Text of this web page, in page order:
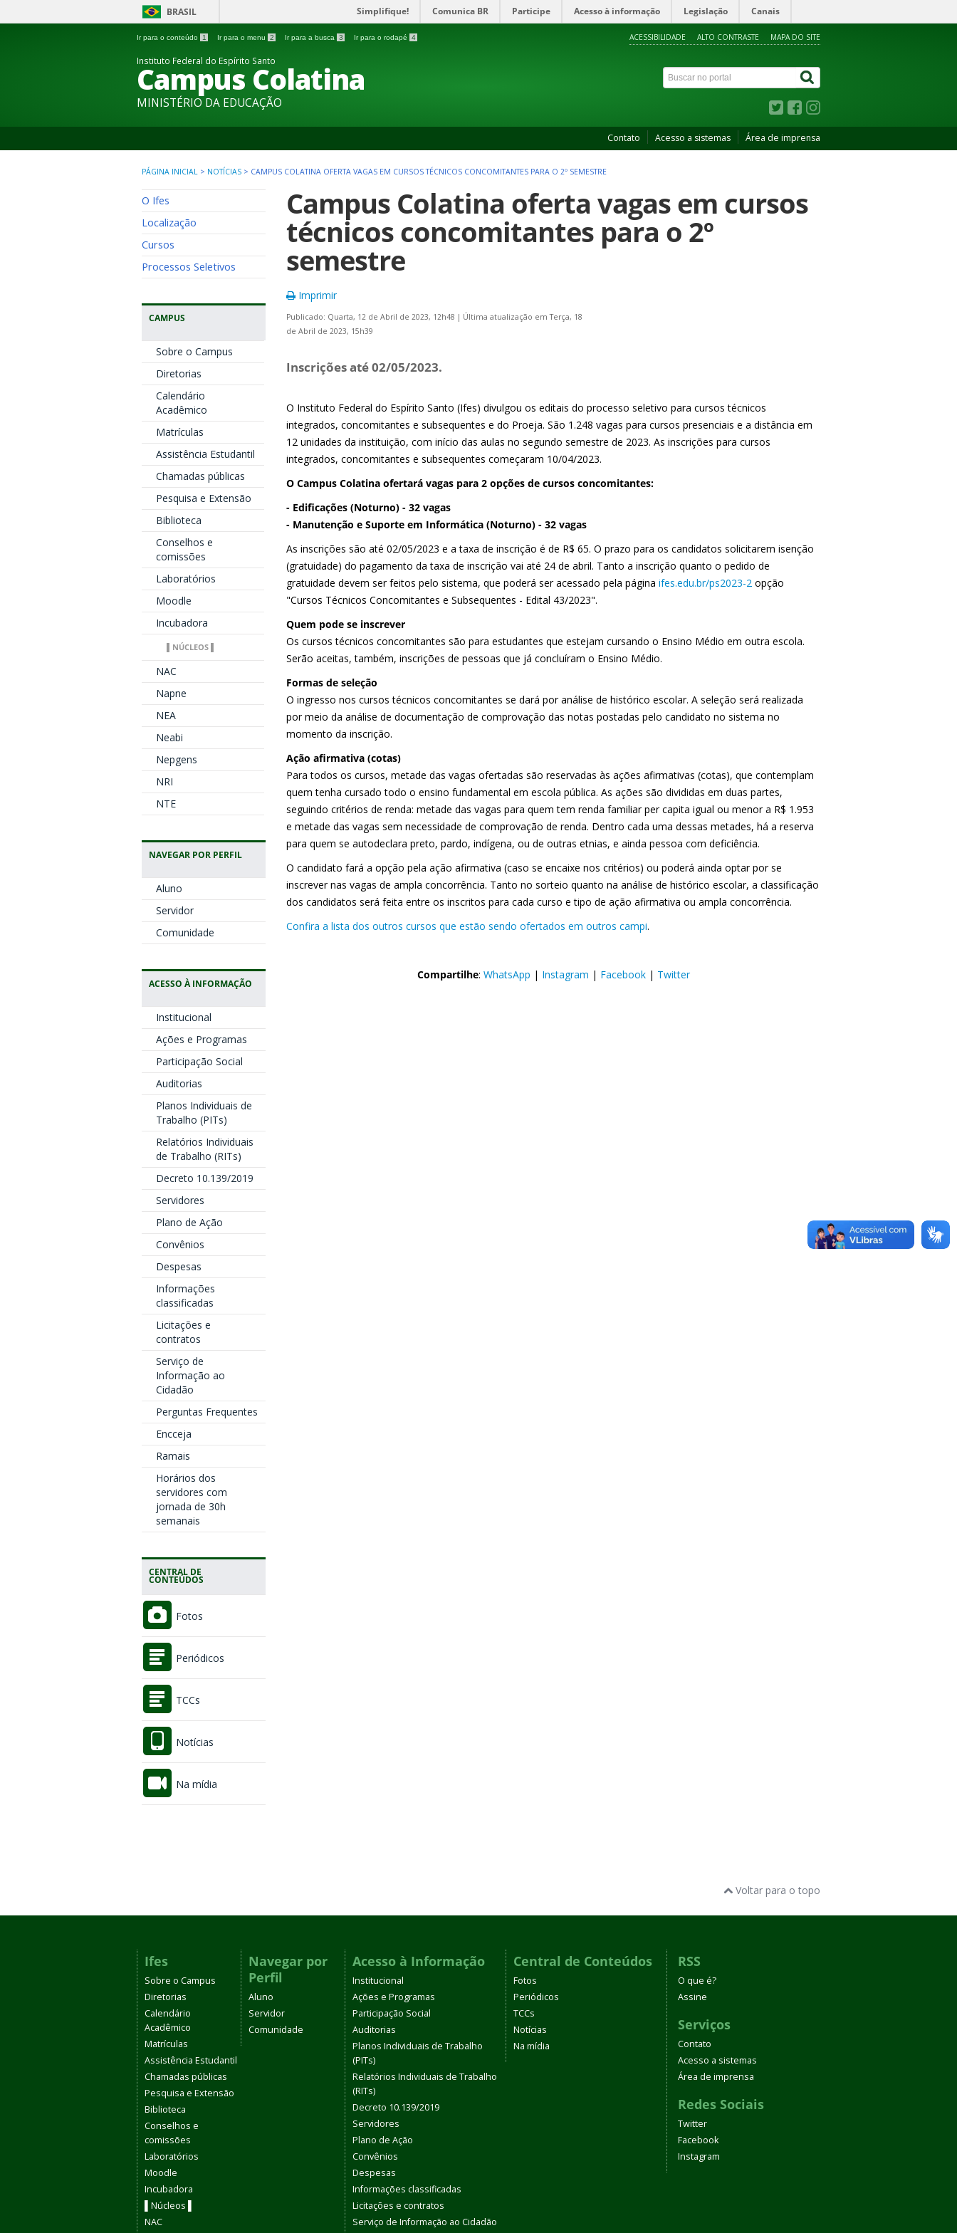
BRASIL Simplifique! Comunica BR Participe Acesso à informação Legislação Canais
Ir para o conteúdo 1 Ir para o menu 2 Ir para a busca 3 Ir para o rodapé 4 ACESSIBILIDADE ALTO CONTRASTE MAPA DO SITE
Instituto Federal do Espírito Santo
Campus Colatina
MINISTÉRIO DA EDUCAÇÃO
Contato Acesso a sistemas Área de imprensa
PÁGINA INICIAL > NOTÍCIAS > CAMPUS COLATINA OFERTA VAGAS EM CURSOS TÉCNICOS CONCOMITANTES PARA O 2º SEMESTRE
O Ifes
Localização
Cursos
Processos Seletivos
CAMPUS
Sobre o Campus
Diretorias
Calendário
Acadêmico
Matrículas
Assistência Estudantil
Chamadas públicas
Pesquisa e Extensão
Biblioteca
Conselhos e
comissões
Laboratórios
Moodle
Incubadora
▌NÚCLEOS ▌
NAC
Napne
NEA
Neabi
Nepgens
NRI
NTE
NAVEGAR POR PERFIL
Aluno
Servidor
Comunidade
ACESSO À INFORMAÇÃO
Institucional
Ações e Programas
Participação Social
Auditorias
Planos Individuais de
Trabalho (PITs)
Relatórios Individuais
de Trabalho (RITs)
Decreto 10.139/2019
Servidores
Plano de Ação
Convênios
Despesas
Informações
classificadas
Licitações e
contratos
Serviço de
Informação ao
Cidadão
Perguntas Frequentes
Encceja
Ramais
Horários dos
servidores com
jornada de 30h
semanais
CENTRAL DE
CONTEÚDOS
Fotos
Periódicos
TCCs
Notícias
Na mídia
Campus Colatina oferta vagas em cursos
técnicos concomitantes para o 2º
semestre
Imprimir
Publicado: Quarta, 12 de Abril de 2023, 12h48 | Última atualização em Terça, 18
de Abril de 2023, 15h39
Inscrições até 02/05/2023.
O Instituto Federal do Espírito Santo (Ifes) divulgou os editais do processo seletivo para cursos técnicos
integrados, concomitantes e subsequentes e do Proeja. São 1.248 vagas para cursos presenciais e a distância em
12 unidades da instituição, com início das aulas no segundo semestre de 2023. As inscrições para cursos
integrados, concomitantes e subsequentes começaram 10/04/2023.
O Campus Colatina ofertará vagas para 2 opções de cursos concomitantes:
- Edificações (Noturno) - 32 vagas
- Manutenção e Suporte em Informática (Noturno) - 32 vagas
As inscrições são até 02/05/2023 e a taxa de inscrição é de R$ 65. O prazo para os candidatos solicitarem isenção
(gratuidade) do pagamento da taxa de inscrição vai até 24 de abril. Tanto a inscrição quanto o pedido de
gratuidade devem ser feitos pelo sistema, que poderá ser acessado pela página ifes.edu.br/ps2023-2 opção
"Cursos Técnicos Concomitantes e Subsequentes - Edital 43/2023".
Quem pode se inscrever
Os cursos técnicos concomitantes são para estudantes que estejam cursando o Ensino Médio em outra escola.
Serão aceitas, também, inscrições de pessoas que já concluíram o Ensino Médio.
Formas de seleção
O ingresso nos cursos técnicos concomitantes se dará por análise de histórico escolar. A seleção será realizada
por meio da análise de documentação de comprovação das notas postadas pelo candidato no sistema no
momento da inscrição.
Ação afirmativa (cotas)
Para todos os cursos, metade das vagas ofertadas são reservadas às ações afirmativas (cotas), que contemplam
quem tenha cursado todo o ensino fundamental em escola pública. As ações são divididas em duas partes,
seguindo critérios de renda: metade das vagas para quem tem renda familiar per capita igual ou menor a R$ 1.953
e metade das vagas sem necessidade de comprovação de renda. Dentro cada uma dessas metades, há a reserva
para quem se autodeclara preto, pardo, indígena, ou de outras etnias, e ainda pessoa com deficiência.
O candidato fará a opção pela ação afirmativa (caso se encaixe nos critérios) ou poderá ainda optar por se
inscrever nas vagas de ampla concorrência. Tanto no sorteio quanto na análise de histórico escolar, a classificação
dos candidatos será feita entre os inscritos para cada curso e tipo de ação afirmativa ou ampla concorrência.
Confira a lista dos outros cursos que estão sendo ofertados em outros campi.
Compartilhe: WhatsApp | Instagram | Facebook| Twitter
Voltar para o topo
Ifes
Sobre o Campus
Diretorias
Calendário
Acadêmico
Matrículas
Assistência Estudantil
Chamadas públicas
Pesquisa e Extensão
Biblioteca
Conselhos e
comissões
Laboratórios
Moodle
Incubadora
▌Núcleos ▌
NAC
Navegar por
Perfil
Aluno
Servidor
Comunidade
Acesso à Informação
Institucional
Ações e Programas
Participação Social
Auditorias
Planos Individuais de Trabalho
(PITs)
Relatórios Individuais de Trabalho
(RITs)
Decreto 10.139/2019
Servidores
Plano de Ação
Convênios
Despesas
Informações classificadas
Licitações e contratos
Serviço de Informação ao Cidadão
Central de Conteúdos
Fotos
Periódicos
TCCs
Notícias
Na mídia
RSS
O que é?
Assine
Serviços
Contato
Acesso a sistemas
Área de imprensa
Redes Sociais
Twitter
Facebook
Instagram